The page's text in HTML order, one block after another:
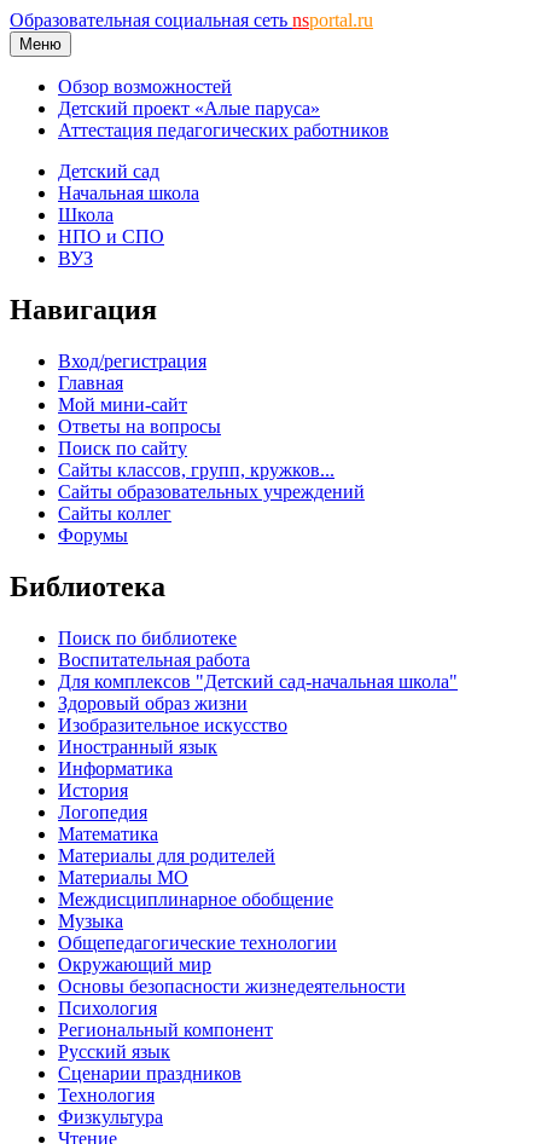
Образовательная социальная сеть nsportal.ru
Меню
Обзор возможностей
Детский проект «Алые паруса»
Аттестация педагогических работников
Детский сад
Начальная школа
Школа
НПО и СПО
ВУЗ
Навигация
Вход/регистрация
Главная
Мой мини-сайт
Ответы на вопросы
Поиск по сайту
Сайты классов, групп, кружков...
Сайты образовательных учреждений
Сайты коллег
Форумы
Библиотека
Поиск по библиотеке
Воспитательная работа
Для комплексов "Детский сад-начальная школа"
Здоровый образ жизни
Изобразительное искусство
Иностранный язык
Информатика
История
Логопедия
Математика
Материалы для родителей
Материалы МО
Междисциплинарное обобщение
Музыка
Общепедагогические технологии
Окружающий мир
Основы безопасности жизнедеятельности
Психология
Региональный компонент
Русский язык
Сценарии праздников
Технология
Физкультура
Чтение